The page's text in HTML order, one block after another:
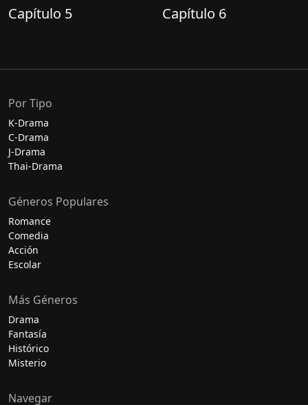
Capítulo 5 Capítulo 6
Por Tipo
K-Drama
C-Drama
J-Drama
Thai-Drama
Géneros Populares
Romance
Comedia
Acción
Escolar
Más Géneros
Drama
Fantasía
Histórico
Misterio
Navegar